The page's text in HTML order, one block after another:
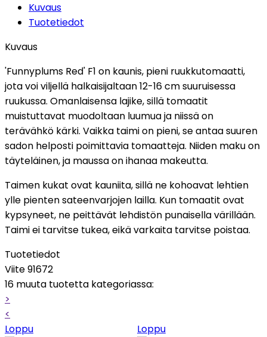
Kuvaus
Tuotetiedot
Kuvaus
'Funnyplums Red' F1 on kaunis, pieni ruukkutomaatti,
jota voi viljellä halkaisijaltaan 12-16 cm suuruisessa
ruukussa. Omanlaisensa lajike, sillä tomaatit
muistuttavat muodoltaan luumua ja niissä on
terävähkö kärki. Vaikka taimi on pieni, se antaa suuren
sadon helposti poimittavia tomaatteja. Niiden maku on
täyteläinen, ja maussa on ihanaa makeutta.
Taimen kukat ovat kauniita, sillä ne kohoavat lehtien
ylle pienten sateenvarjojen lailla. Kun tomaatit ovat
kypsyneet, ne peittävät lehdistön punaisella värillään.
Taimi ei tarvitse tukea, eikä varkaita tarvitse poistaa.
Tuotetiedot
Viite91672
16 muuta tuotetta kategoriassa:
>
<
Loppu
Loppu